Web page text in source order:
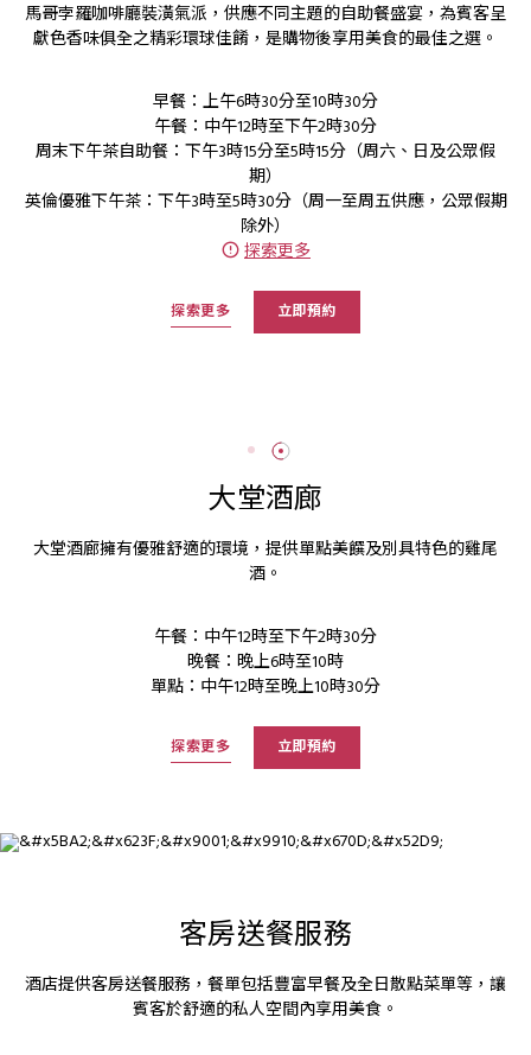
馬哥孛羅咖啡廳裝潢氣派，供應不同主題的自助餐盛宴，為賓客呈
獻色香味俱全之精彩環球佳餚，是購物後享用美食的最佳之選。
早餐：上午6時30分至10時30分
午餐：中午12時至下午2時30分
周末下午茶自助餐：下午3時15分至5時15分（周六、日及公眾假
期）
英倫優雅下午茶：下午3時至5時30分（周一至周五供應，公眾假期
除外）
探索更多
探索更多 立即預約
大堂酒廊
大堂酒廊擁有優雅舒適的環境，提供單點美饌及別具特色的雞尾
酒。
午餐：中午12時至下午2時30分
晚餐：晚上6時至10時
單點：中午12時至晚上10時30分
探索更多 立即預約
客房送餐服務
酒店提供客房送餐服務，餐單包括豐富早餐及全日散點菜單等，讓
賓客於舒適的私人空間內享用美食。